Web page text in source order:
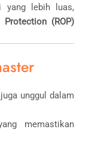
yang lebih luas,
Protection (ROP)
unggul dalam
memastikan